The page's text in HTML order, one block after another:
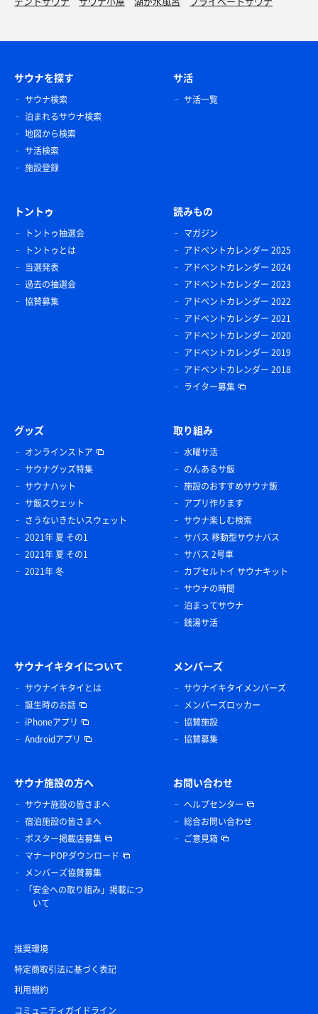
サウナを探す
サウナ検索
泊まれるサウナ検索
地図から検索
サ活検索
施設登録
サ活
サ活一覧
トントゥ
トントゥ抽選会
トントゥとは
当選発表
過去の抽選会
協賛募集
読みもの
マガジン
アドベントカレンダー 2025
アドベントカレンダー 2024
アドベントカレンダー 2023
アドベントカレンダー 2022
アドベントカレンダー 2021
アドベントカレンダー 2020
アドベントカレンダー 2019
アドベントカレンダー 2018
ライター募集
グッズ
オンラインストア
サウナグッズ特集
サウナハット
サ飯スウェット
さうないきたいスウェット
2021年 夏 その1
2021年 夏 その1
2021年 冬
取り組み
水曜サ活
のんあるサ飯
施設のおすすめサウナ飯
アプリ作ります
サウナ楽しむ検索
サバス 移動型サウナバス
サバス 2号車
カプセルトイ サウナキット
サウナの時間
泊まってサウナ
銭湯サ活
サウナイキタイについて
サウナイキタイとは
誕生時のお話
iPhoneアプリ
Androidアプリ
メンバーズ
サウナイキタイメンバーズ
メンバーズロッカー
協賛施設
協賛募集
サウナ施設の方へ
サウナ施設の皆さまへ
宿泊施設の皆さまへ
ポスター掲載店募集
マナーPOPダウンロード
メンバーズ協賛募集
「安全への取り組み」掲載につ
いて
お問い合わせ
ヘルプセンター
総合お問い合わせ
ご意見箱
推奨環境
特定商取引法に基づく表記
利用規約
コミュニティガイドライン